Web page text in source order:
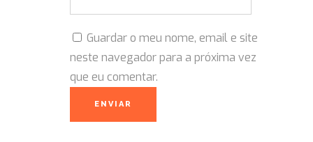
Guardar o meu nome, email e site
neste navegador para a próxima vez
que eu comentar.